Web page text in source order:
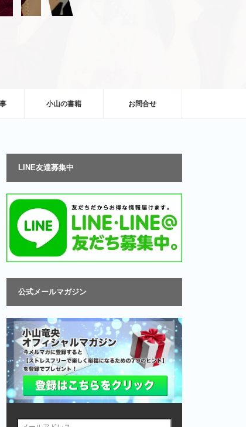
小山の書籍 お問合せ
LINE友達募集中
公式メールマガジン